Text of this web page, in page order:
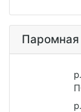
Паромная